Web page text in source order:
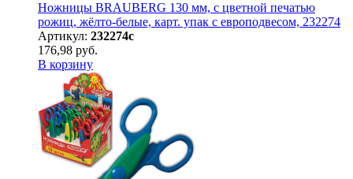
Ножницы BRAUBERG 130 мм, с цветной печатью
рожиц, жёлто-белые, карт. упак с европодвесом, 232274
Артикул: 232274с
176,98 руб.
В корзину